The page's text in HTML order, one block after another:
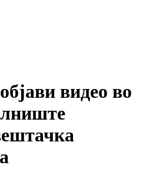
видео во